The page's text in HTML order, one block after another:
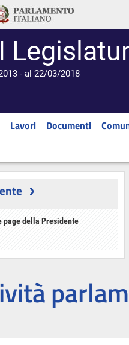
- al 22/03/2018
Lavori Documenti
page della Presidente